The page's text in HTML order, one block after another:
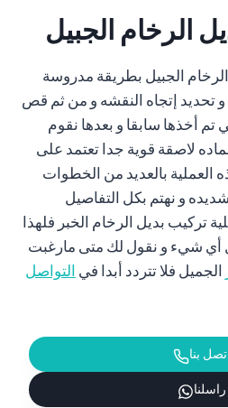
الرخام الجبيل
الجبيل بطريقة مدروسة
و تحديد إتجاه النقشه و من ثم قص
تم أخذها سابقا و بعدها نقوم
لاصقة قوية جدا تعتمد على
العملية بالعديد من الخطوات
و نهتم بكل التفاصيل
تركيب بديل الرخام الخبر فلهذا
أي شيء و نقول لك متى مارغبت
الجميل فلا تتردد أبدا في التواصل
بنا
راسلنا